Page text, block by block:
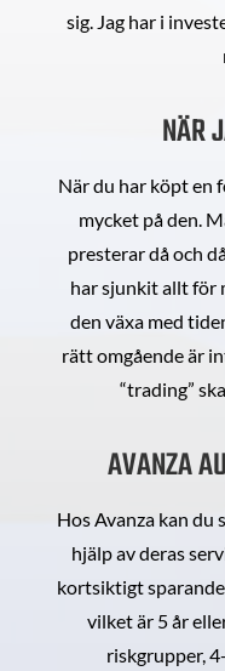
sig. Jag har i
NÄR
När du har köpt en
mycket på den.
presterar då och
har sjunkit allt för
den växa med
rätt omgående är
“trading”
AVANZA
Hos Avanza kan
hjälp av deras
kortsiktigt
vilket är 5 år
riskgrupper,